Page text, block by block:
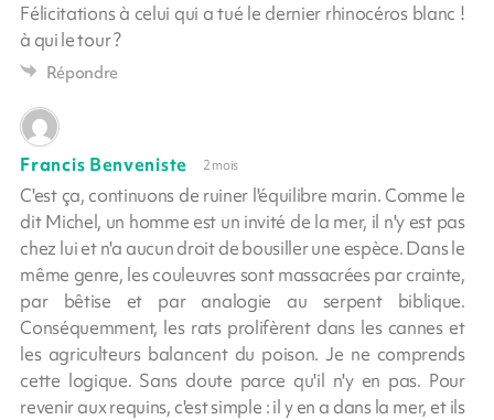
Félicitations à celui qui a tué le dernier rhinocéros blanc !
à qui le tour ?
Répondre
Francis Benveniste 2 mois
C'est ça, continuons de ruiner l'équilibre marin. Comme le
dit Michel, un homme est un invité de la mer, il n'y est pas
chez lui et n'a aucun droit de bousiller une espèce. Dans le
même genre, les couleuvres sont massacrées par crainte,
par bêtise et par analogie au serpent biblique.
Conséquemment, les rats prolifèrent dans les cannes et
les agriculteurs balancent du poison. Je ne comprends
cette logique. Sans doute parce qu'il n'y en pas. Pour
revenir aux requins, c'est simple : il y en a dans la mer, et ils